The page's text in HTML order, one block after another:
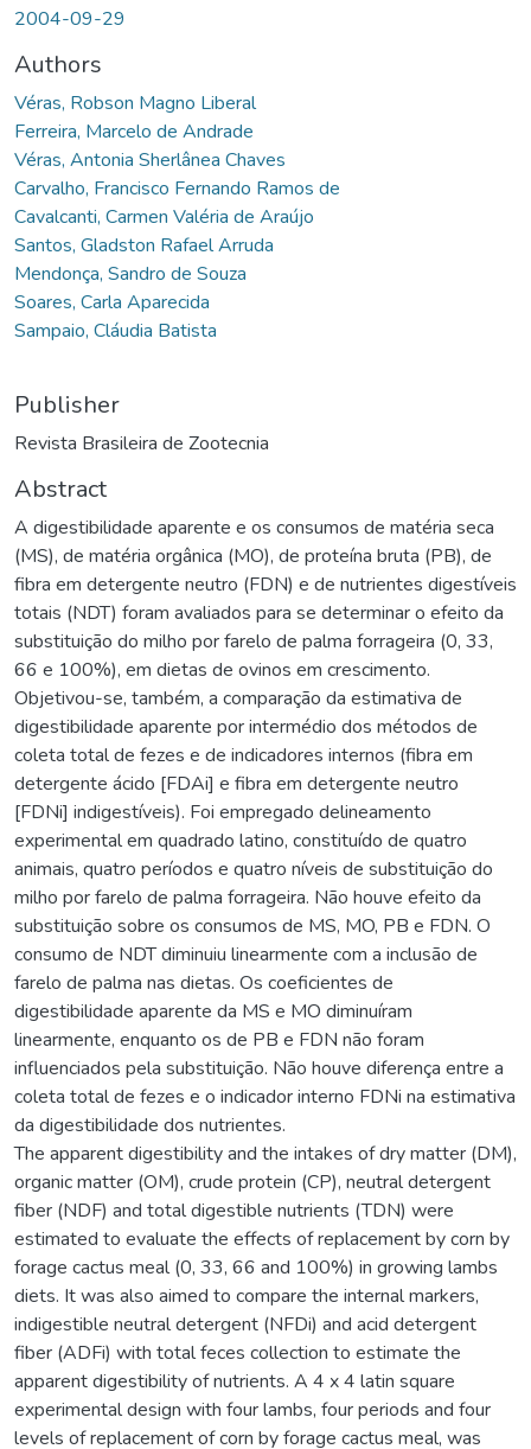
2004-09-29
Authors
Véras, Robson Magno Liberal
Ferreira, Marcelo de Andrade
Véras, Antonia Sherlânea Chaves
Carvalho, Francisco Fernando Ramos de
Cavalcanti, Carmen Valéria de Araújo
Santos, Gladston Rafael Arruda
Mendonça, Sandro de Souza
Soares, Carla Aparecida
Sampaio, Cláudia Batista
Publisher
Revista Brasileira de Zootecnia
Abstract
A digestibilidade aparente e os consumos de matéria seca
(MS), de matéria orgânica (MO), de proteína bruta (PB), de
fibra em detergente neutro (FDN) e de nutrientes digestíveis
totais (NDT) foram avaliados para se determinar o efeito da
substituição do milho por farelo de palma forrageira (0, 33,
66 e 100%), em dietas de ovinos em crescimento.
Objetivou-se, também, a comparação da estimativa de
digestibilidade aparente por intermédio dos métodos de
coleta total de fezes e de indicadores internos (fibra em
detergente ácido [FDAi] e fibra em detergente neutro
[FDNi] indigestíveis). Foi empregado delineamento
experimental em quadrado latino, constituído de quatro
animais, quatro períodos e quatro níveis de substituição do
milho por farelo de palma forrageira. Não houve efeito da
substituição sobre os consumos de MS, MO, PB e FDN. O
consumo de NDT diminuiu linearmente com a inclusão de
farelo de palma nas dietas. Os coeficientes de
digestibilidade aparente da MS e MO diminuíram
linearmente, enquanto os de PB e FDN não foram
influenciados pela substituição. Não houve diferença entre a
coleta total de fezes e o indicador interno FDNi na estimativa
da digestibilidade dos nutrientes.
The apparent digestibility and the intakes of dry matter (DM),
organic matter (OM), crude protein (CP), neutral detergent
fiber (NDF) and total digestible nutrients (TDN) were
estimated to evaluate the effects of replacement by corn by
forage cactus meal (0, 33, 66 and 100%) in growing lambs
diets. It was also aimed to compare the internal markers,
indigestible neutral detergent (NFDi) and acid detergent
fiber (ADFi) with total feces collection to estimate the
apparent digestibility of nutrients. A 4 x 4 latin square
experimental design with four lambs, four periods and four
levels of replacement of corn by forage cactus meal, was